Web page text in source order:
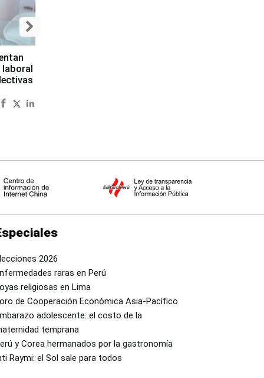
2026
raras en Perú
religiosas en Lima
de Cooperación Económica Asia-Pacífico
adolescente: el costo de la
temprana
y Corea hermanados por la gastronomía
Raymi: el Sol sale para todos